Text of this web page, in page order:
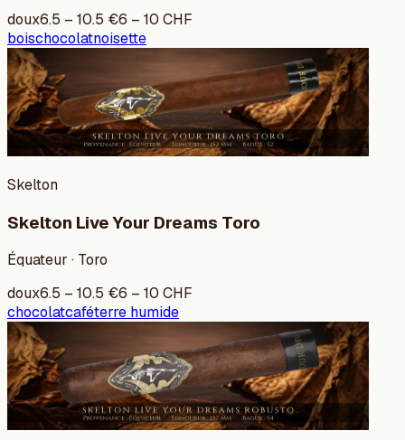
doux6.5 – 10.5 €6 – 10 CHF
boischocolatnoisette
Skelton
Skelton Live Your Dreams Toro
Équateur · Toro
doux6.5 – 10.5 €6 – 10 CHF
chocolatcaféterre humide